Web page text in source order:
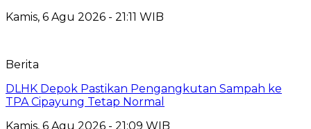
Kamis, 6 Agu 2026 - 21:11 WIB
Berita
DLHK Depok Pastikan Pengangkutan Sampah ke
TPA Cipayung Tetap Normal
Kamis, 6 Agu 2026 - 21:09 WIB